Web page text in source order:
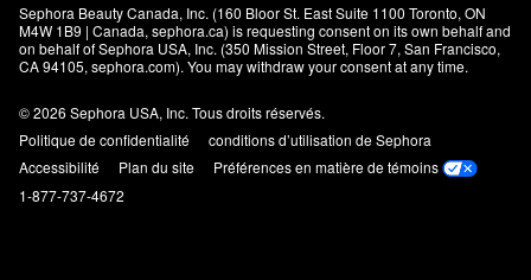
Sephora Beauty Canada, Inc. (160 Bloor St. East Suite 1100 Toronto, ON
M4W 1B9 | Canada, sephora.ca) is requesting consent on its own behalf and
on behalf of Sephora USA, Inc. (350 Mission Street, Floor 7, San Francisco,
CA 94105, sephora.com). You may withdraw your consent at any time.
© 2026 Sephora USA, Inc. Tous droits réservés.
Politique de confidentialité
conditions d’utilisation de Sephora
Accessibilité
Plan du site
Préférences en matière de témoins
1-877-737-4672